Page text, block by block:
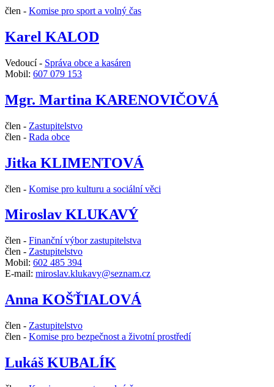
člen - Komise pro sport a volný čas
Karel KALOD
Vedoucí - Správa obce a kasáren
Mobil: 607 079 153
Mgr. Martina KARENOVIČOVÁ
člen - Zastupitelstvo
člen - Rada obce
Jitka KLIMENTOVÁ
člen - Komise pro kulturu a sociální věci
Miroslav KLUKAVÝ
člen - Finanční výbor zastupitelstva
člen - Zastupitelstvo
Mobil: 602 485 394
E-mail: miroslav.klukavy@seznam.cz
Anna KOŠŤIALOVÁ
člen - Zastupitelstvo
člen - Komise pro bezpečnost a životní prostředí
Lukáš KUBALÍK